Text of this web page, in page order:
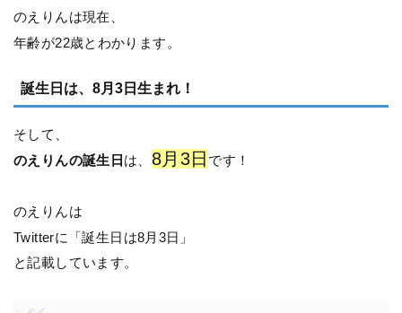
のえりんは現在、
年齢が22歳とわかります。
誕生日は、8月3日生まれ！
そして、
のえりんの誕生日 は、 8月3日 です！
のえりんは
Twitterに「誕生日は8月3日」
と記載しています。